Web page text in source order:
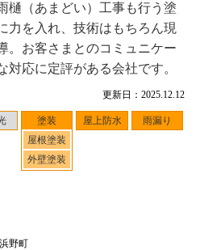
更新日：2025.12.12
塗装
屋根塗装
外壁塗装
屋上防水 雨漏り
野町
樋（あまどい）工事も行う塗
力を入れ、技術はもちろん現
。お客さまとのコミュニケー
対応に定評がある会社です。